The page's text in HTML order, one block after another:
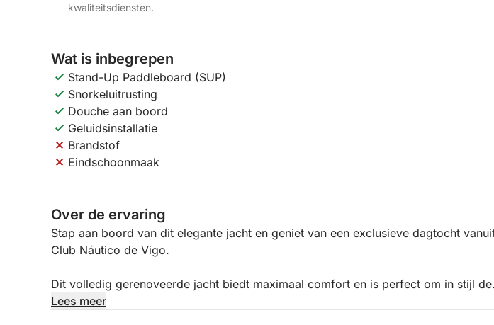
kwaliteitsdiensten.
Wat is inbegrepen
Stand-Up Paddleboard (SUP)
Snorkeluitrusting
Douche aan boord
Geluidsinstallatie
Brandstof
Eindschoonmaak
Over de ervaring
Stap aan boord van dit elegante jacht en geniet van een exclusieve dagtocht
Club Náutico de Vigo.
Dit volledig gerenoveerde jacht biedt maximaal comfort en is perfect om in stijl de
adembenemende landschappen van de Rías Baixas te ontdekken. U wordt
Lees meer